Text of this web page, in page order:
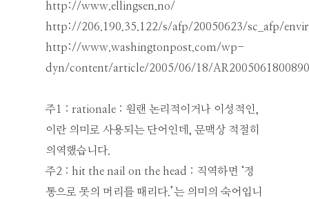
http://www.ellingsen.no/
http://206.190.35.122/s/afp/20050623/sc_afp/
http://www.washingtonpost.com/wp-
dyn/content/article/2005/06/18/
주1 : rationale : 원랜 논리적이거나 이성적인,
이란 의미로 사용되는 단어인데, 문맥상 적절히
의역했습니다.
주2 : hit the nail on the head : 직역하면 ‘정
통으로 못의 머리를 때리다.’는 의미의 숙어입니